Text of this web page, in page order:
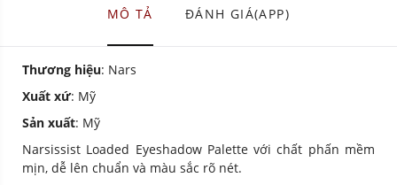
MÔ TẢ ĐÁNH GIÁ(APP)
Thương hiệu: Nars
Xuất xứ: Mỹ
Sản xuất: Mỹ
Narsissist Loaded Eyeshadow Palette với chất phấn mềm
mịn, dễ lên chuẩn và màu sắc rõ nét.